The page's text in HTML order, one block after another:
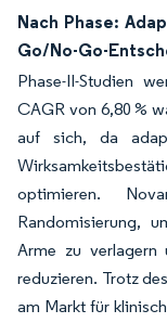
Nach Phase:
Go/No-Go-
Phase-II-Studien
CAGR von 6,80 %
auf sich, da
optimieren.
Randomisierung,
Arme zu
reduzieren. Trotz
am Markt für